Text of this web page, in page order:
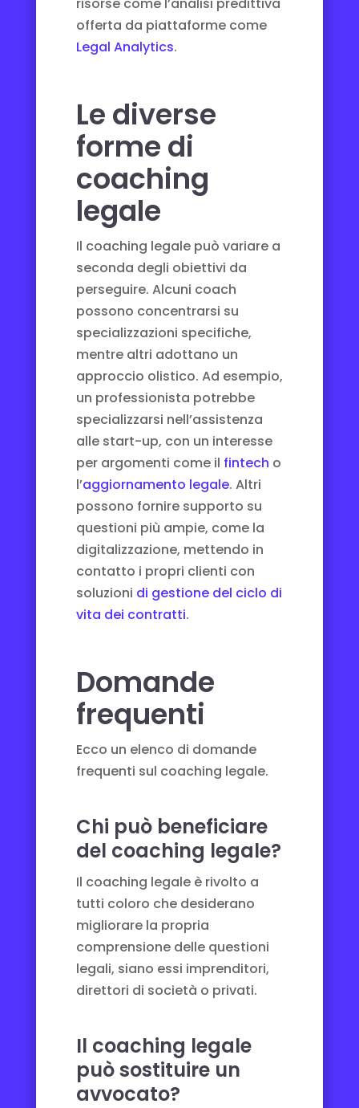
offerta da piattaforme come
Legal Analytics.
Le diverse
forme di
coaching
legale
Il coaching legale può variare a
seconda degli obiettivi da
perseguire. Alcuni coach
possono concentrarsi su
specializzazioni specifiche,
mentre altri adottano un
approccio olistico. Ad esempio,
un professionista potrebbe
specializzarsi nell’assistenza
alle start-up, con un interesse
per argomenti come il fintech o
l’aggiornamento legale. Altri
possono fornire supporto su
questioni più ampie, come la
digitalizzazione, mettendo in
contatto i propri clienti con
soluzioni di gestione del ciclo di
vita dei contratti.
Domande
frequenti
Ecco un elenco di domande
frequenti sul coaching legale.
Chi può beneficiare
del coaching legale?
Il coaching legale è rivolto a
tutti coloro che desiderano
migliorare la propria
comprensione delle questioni
legali, siano essi imprenditori,
direttori di società o privati.
Il coaching legale
può sostituire un
avvocato?